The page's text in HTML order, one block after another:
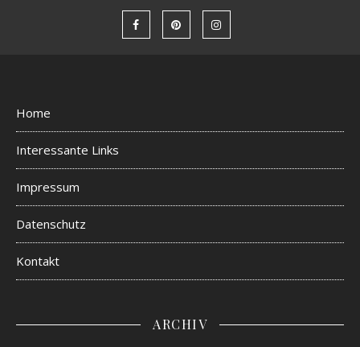
Home
Interessante Links
Impressum
Datenschutz
Kontakt
ARCHIV